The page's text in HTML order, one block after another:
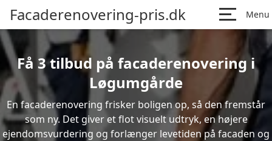
Facaderenovering-pris.dk Menu
Få 3 tilbud på facaderenovering i
Løgumgårde
En facaderenovering frisker boligen op, så den fremstår
som ny. Det giver et flot visuelt udtryk, en højere
ejendomsvurdering og forlænger levetiden på facaden og